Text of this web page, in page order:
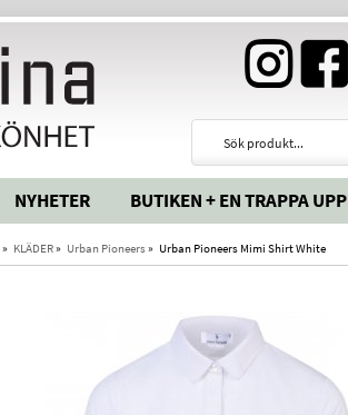
NYHETER BUTIKEN + EN TRAPPA UPP
» KLÄDER» Urban Pioneers» Urban Pioneers Mimi Shirt White